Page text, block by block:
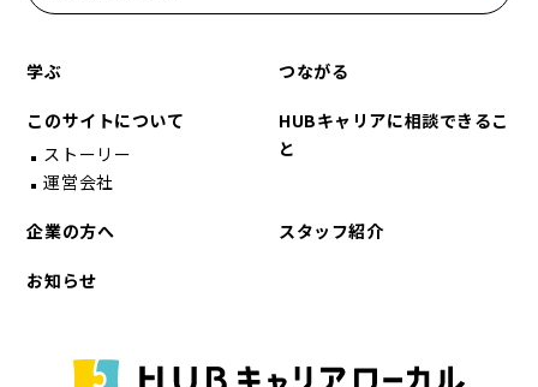
学ぶ つながる
このサイトについて
ストーリー
運営会社
HUBキャリアに相談できるこ
と
企業の方へ スタッフ紹介
お知らせ